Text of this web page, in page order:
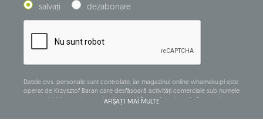
salvați dezabonare
Datele dvs. personale sunt controlate, iar magazinul online whamaku.pl este
operat de Krzysztof Baran care desfășoară activități comerciale sub numele
companiei: Mouton Interactive Krzysztof Baran, înregistrat în Registrul
central al activităților comerciale și având sediul social la ul. Starowiejska
AFIȘAȚI MAI MULTE